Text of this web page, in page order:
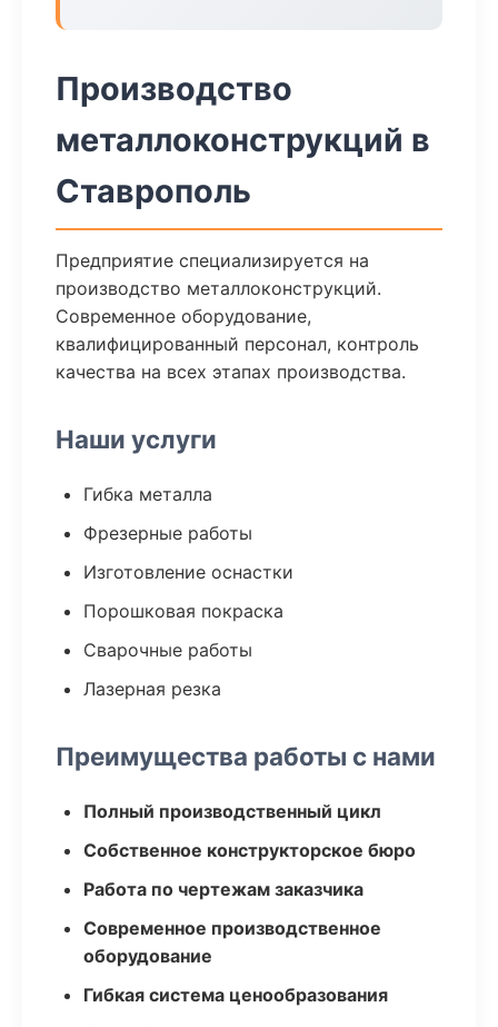
Производство
металлоконструкций в
Ставрополь
Предприятие специализируется на
производство металлоконструкций.
Современное оборудование,
квалифицированный персонал, контроль
качества на всех этапах производства.
Наши услуги
Гибка металла
Фрезерные работы
Изготовление оснастки
Порошковая покраска
Сварочные работы
Лазерная резка
Преимущества работы с нами
Полный производственный цикл
Собственное конструкторское бюро
Работа по чертежам заказчика
Современное производственное
оборудование
Гибкая система ценообразования